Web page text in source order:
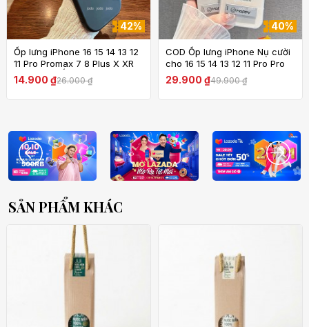
42%
Ốp lưng iPhone 16 15 14 13 12
11 Pro Promax 7 8 Plus X XR
XSMax SE Ốp lưng silicon
TPU bảo vệ chống sốc chống
bụi mềm
14.900 ₫26.000 ₫
40%
COD Ốp lưng iPhone Nụ cười
cho 16 15 14 13 12 11 Pro Pro
Max 6 6S 7 8 Plus X XS XR XS
Max SE 2020 2022 Ốp lưng
TPU mềm
29.900 ₫49.900 ₫
SẢN PHẨM KHÁC